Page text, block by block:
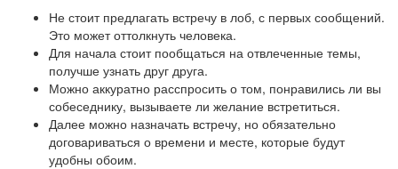
Не стоит предлагать встречу в лоб, с первых сообщений.
Это может оттолкнуть человека.
Для начала стоит пообщаться на отвлеченные темы,
получше узнать друг друга.
Можно аккуратно расспросить о том, понравились ли вы
собеседнику, вызываете ли желание встретиться.
Далее можно назначать встречу, но обязательно
договариваться о времени и месте, которые будут
удобны обоим.